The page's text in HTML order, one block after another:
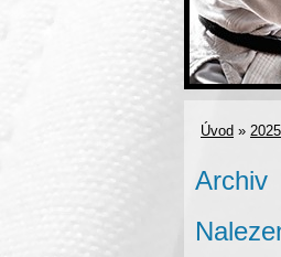
Úvod » 2025
Archiv